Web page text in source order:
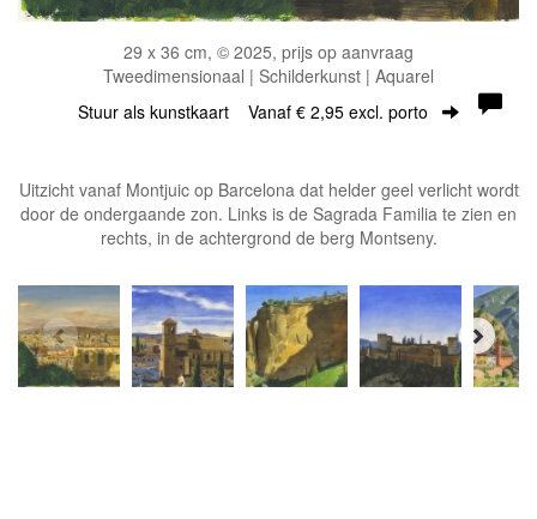
29 x 36 cm, © 2025, prijs op aanvraag
Tweedimensionaal | Schilderkunst | Aquarel
Stuur als kunstkaart Vanaf € 2,95 excl. porto
Uitzicht vanaf Montjuic op Barcelona dat helder geel verlicht wordt
door de ondergaande zon. Links is de Sagrada Familia te zien en
rechts, in de achtergrond de berg Montseny.